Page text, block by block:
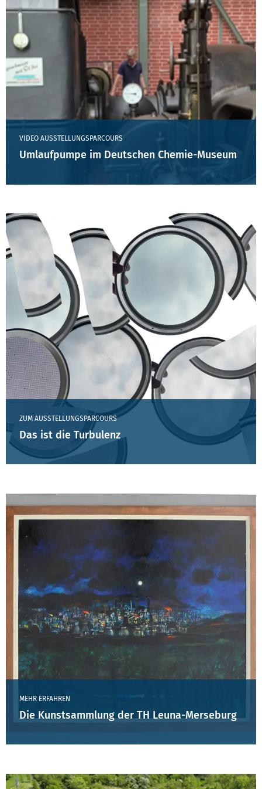
VIDEO AUSSTELLUNGSPARCOURS
Umlaufpumpe im Deutschen Chemie-Museum
ZUM AUSSTELLUNGSPARCOURS
Das ist die Turbulenz
MEHR ERFAHREN
Die Kunstsammlung der TH Leuna-Merseburg